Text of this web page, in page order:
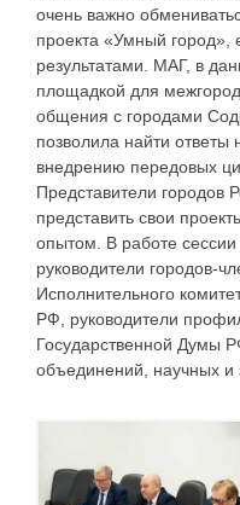
очень важно
проекта «Умный город»,
результатами. МАГ, в
площадкой для
общения с городами
позволила найти ответы
внедрению передовых
Представители городов
представить свои
опытом. В работе
руководители городов-
Исполнительного
РФ, руководители
Государственной Думы
объединений, научных и